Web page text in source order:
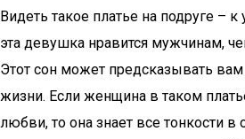
Видеть такое платье на подруге – к
эта девушка нравится мужчинам,
Этот сон может предсказывать
жизни. Если женщина в таком
любви, то она знает все тонкости в